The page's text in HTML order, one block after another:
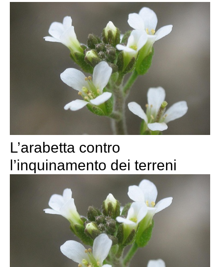
L’arabetta contro
l’inquinamento dei terreni